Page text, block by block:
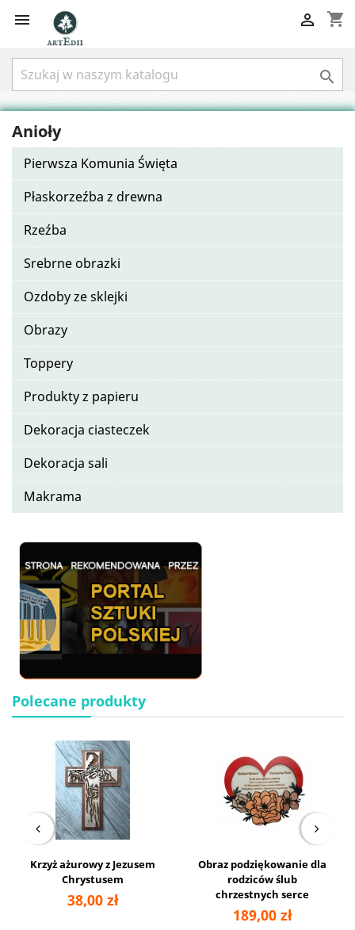
 shopping_cart


Anioły
Pierwsza Komunia Święta
Płaskorzeźba z drewna
Rzeźba
Srebrne obrazki
Ozdoby ze sklejki
Obrazy
Toppery
Produkty z papieru
Dekoracja ciasteczek
Dekoracja sali
Makrama
Polecane produkty
Krzyż ażurowy z Jezusem
Chrystusem
38,00 zł
Obraz podziękowanie dla
rodziców ślub
chrzestnych serce
189,00 zł